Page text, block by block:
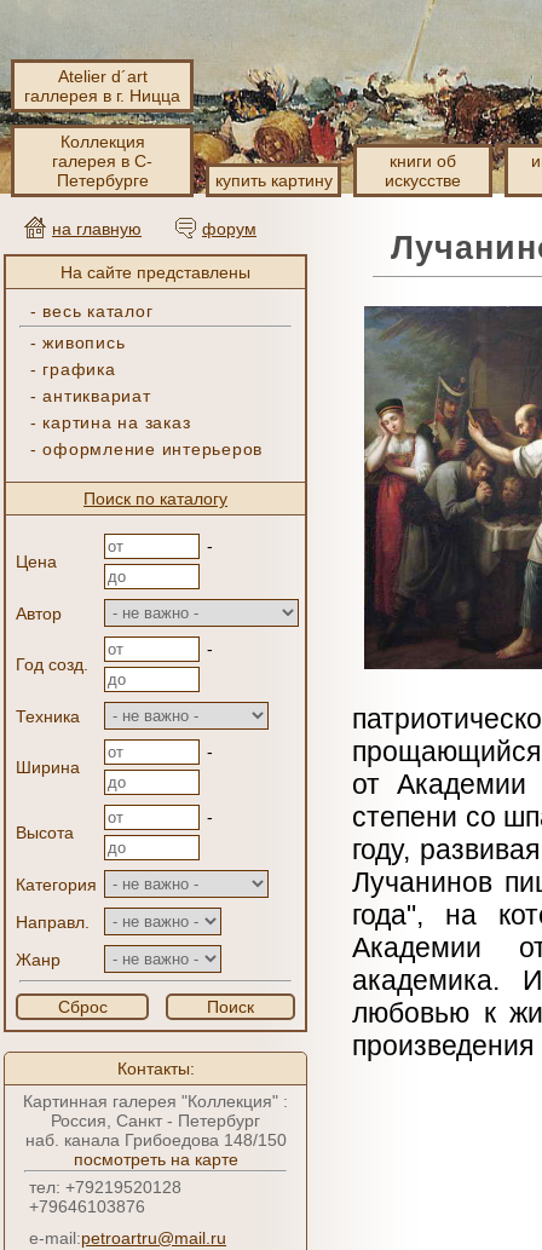
Atelier d´art
галлерея в г. Ницца
Коллекция
галерея в С-
Петербурге
купить картину
книги об
искусстве
на главную форум
На сайте представлены
- весь каталог
-живопись
- графика
-антиквариат
- картина на заказ
-оформление интерьеров
Поиск по каталогу
Цена
-
Автор
Год созд.
-
Техника
Ширина
-
Высота
-
Категория
Направл.
Жанр
Сброс Поиск
Контакты:
Картинная галерея "Коллекция" :
Россия, Санкт - Петербург
наб. канала Грибоедова 148/150
посмотреть на карте
тел: +79219520128
+79646103876
e-mail:petroartru@mail.ru
прощающийся
от Академии
степени со
году,
Лучанинов
года", на
Академии
академика.
любовью к